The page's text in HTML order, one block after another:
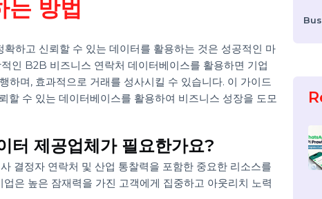
공급자 및 신뢰할 수 있는 데
하는 방법
정확하고 신뢰할 수 있는 데이터를 활용하는 것은 성공적인 마
괄적인 B2B 비즈니스 연락처 데이터베이스를 활용하면 기업
실행하며, 효과적으로 거래를 성사시킬 수 있습니다. 이 가이드
신뢰할 수 있는 데이터베이스를 활용하여 비즈니스 성장을 도모